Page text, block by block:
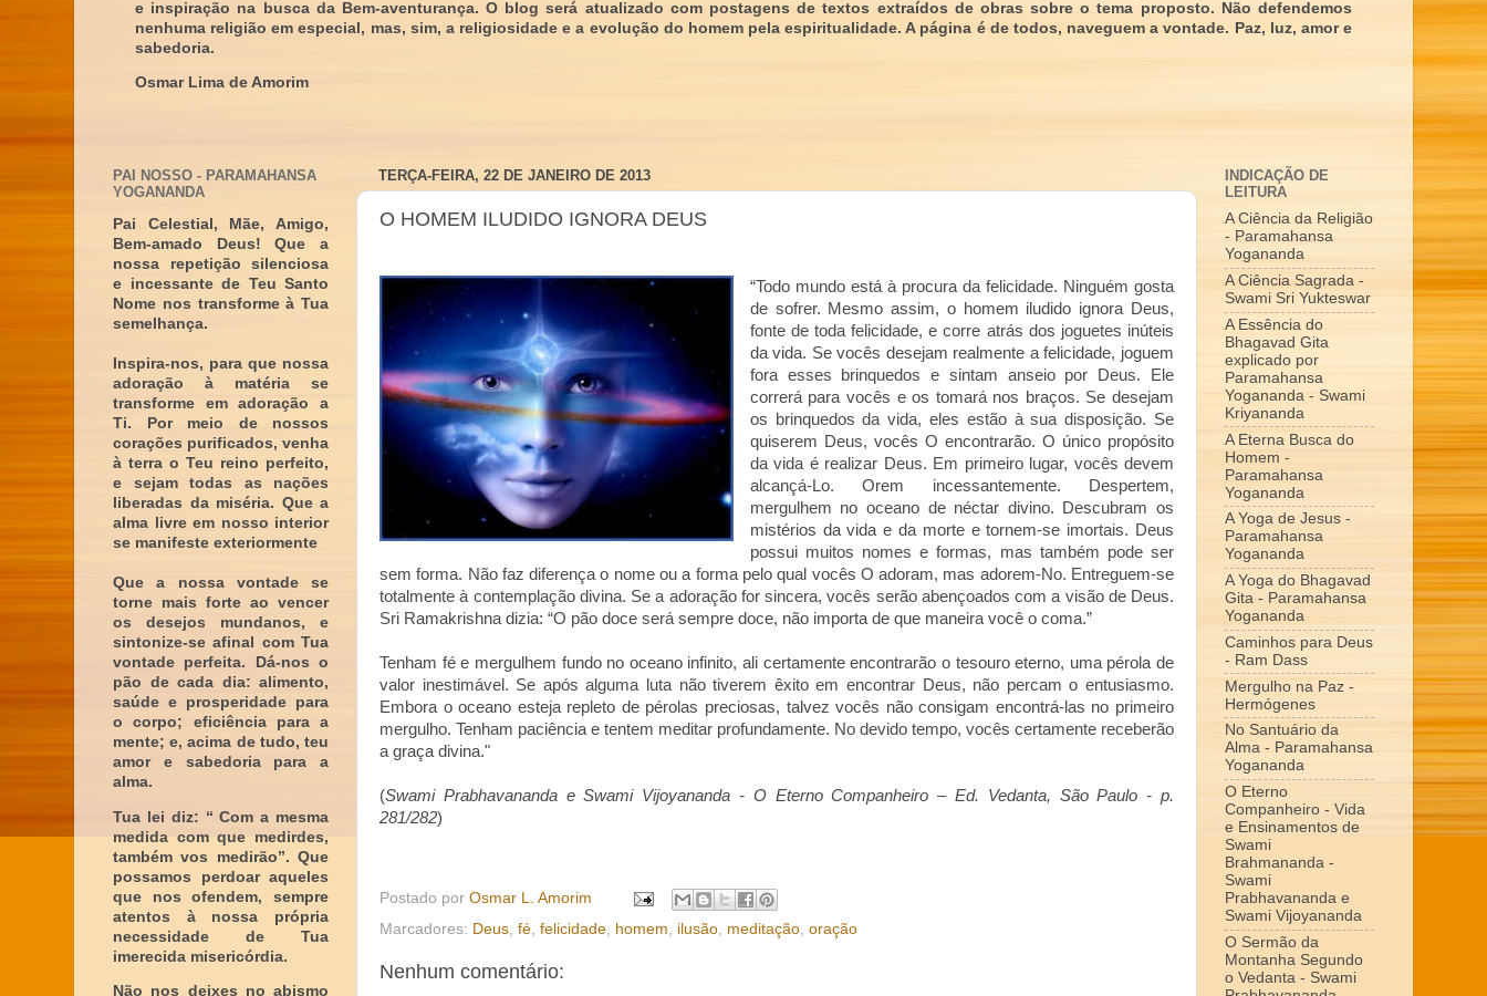
e inspiração na busca da Bem-aventurança. O blog será atualizado com postagens de textos extraídos de obras sobre o tema proposto. Não defendemos
nenhuma religião em especial, mas, sim, a religiosidade e a evolução do homem pela espiritualidade. A página é de todos, naveguem a vontade. Paz, luz, amor e
sabedoria.
Osmar Lima de Amorim
TERÇA-FEIRA, 22 DE JANEIRO DE 2013
O HOMEM ILUDIDO IGNORA DEUS
“Todo mundo está à procura da felicidade. Ninguém gosta
de sofrer. Mesmo assim, o homem iludido ignora Deus,
fonte de toda felicidade, e corre atrás dos joguetes inúteis
da vida. Se vocês desejam realmente a felicidade, joguem
fora esses brinquedos e sintam anseio por Deus. Ele
correrá para vocês e os tomará nos braços. Se desejam
os brinquedos da vida, eles estão à sua disposição. Se
quiserem Deus, vocês O encontrarão. O único propósito
da vida é realizar Deus. Em primeiro lugar, vocês devem
alcançá-Lo. Orem incessantemente. Despertem,
mergulhem no oceano de néctar divino. Descubram os
mistérios da vida e da morte e tornem-se imortais. Deus
possui muitos nomes e formas, mas também pode ser
sem forma. Não faz diferença o nome ou a forma pelo qual vocês O adoram, mas adorem-No. Entreguem-se
totalmente à contemplação divina. Se a adoração for sincera, vocês serão abençoados com a visão de Deus.
Sri Ramakrishna dizia: “O pão doce será sempre doce, não importa de que maneira você o coma.”
Tenham fé e mergulhem fundo no oceano infinito, ali certamente encontrarão o tesouro eterno, uma pérola de
valor inestimável. Se após alguma luta não tiverem êxito em encontrar Deus, não percam o entusiasmo.
Embora o oceano esteja repleto de pérolas preciosas, talvez vocês não consigam encontrá-las no primeiro
mergulho. Tenham paciência e tentem meditar profundamente. No devido tempo, vocês certamente receberão
a graça divina."
(Swami Prabhavananda e Swami Vijoyananda - O Eterno Companheiro – Ed. Vedanta, São Paulo - p.
281/282)
Postado por Osmar L. Amorim
Marcadores: Deus fé felicidade homem ilusão meditação oração
Nenhum comentário:
PAI NOSSO - PARAMAHANSA
YOGANANDA
Pai Celestial, Mãe, Amigo,
Bem-amado Deus! Que a
nossa repetição silenciosa
e incessante de Teu Santo
Nome nos transforme à Tua
semelhança.
Inspira-nos, para que nossa
adoração à matéria se
transforme em adoração a
Ti. Por meio de nossos
corações purificados, venha
à terra o Teu reino perfeito,
e sejam todas as nações
liberadas da miséria. Que a
alma livre em nosso interior
se manifeste exteriormente
Que a nossa vontade se
torne mais forte ao vencer
os desejos mundanos, e
sintonize-se afinal com Tua
vontade perfeita. Dá-nos o
pão de cada dia: alimento,
saúde e prosperidade para
o corpo; eficiência para a
mente; e, acima de tudo, teu
amor e sabedoria para a
alma.
Tua lei diz: “ Com a mesma
medida com que medirdes,
também vos medirão”. Que
possamos perdoar aqueles
que nos ofendem, sempre
atentos à nossa própria
necessidade de Tua
imerecida misericórdia.
Não nos deixes no abismo
INDICAÇÃO DE
LEITURA
A Ciência da Religião
- Paramahansa
Yogananda
A Ciência Sagrada -
Swami Sri Yukteswar
A Essência do
Bhagavad Gita
explicado por
Paramahansa
Yogananda - Swami
Kriyananda
A Eterna Busca do
Homem -
Paramahansa
Yogananda
A Yoga de Jesus -
Paramahansa
Yogananda
A Yoga do Bhagavad
Gita - Paramahansa
Yogananda
Caminhos para Deus
- Ram Dass
Mergulho na Paz -
Hermógenes
No Santuário da
Alma - Paramahansa
Yogananda
O Eterno
Companheiro - Vida
e Ensinamentos de
Swami
Brahmananda -
Swami
Prabhavananda e
Swami Vijoyananda
O Sermão da
Montanha Segundo
o Vedanta - Swami